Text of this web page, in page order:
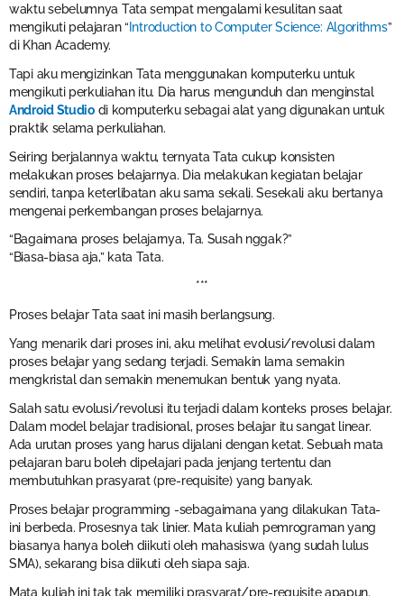
waktu sebelumnya Tata sempat mengalami kesulitan saat
mengikuti pelajaran “ Introduction to Computer Science: Algorithms”
di Khan Academy.
Tapi aku mengizinkan Tata menggunakan komputerku untuk
mengikuti perkuliahan itu. Dia harus mengunduh dan menginstal
Android Studiodi komputerku sebagai alat yang digunakan untuk
praktik selama perkuliahan.
Seiring berjalannya waktu, ternyata Tata cukup konsisten
melakukan proses belajarnya. Dia melakukan kegiatan belajar
sendiri, tanpa keterlibatan aku sama sekali. Sesekali aku bertanya
mengenai perkembangan proses belajarnya.
“Bagaimana proses belajarnya, Ta. Susah nggak?”
“Biasa-biasa aja,” kata Tata.
***
Proses belajar Tata saat ini masih berlangsung.
Yang menarik dari proses ini, aku melihat evolusi/revolusi dalam
proses belajar yang sedang terjadi. Semakin lama semakin
mengkristal dan semakin menemukan bentuk yang nyata.
Salah satu evolusi/revolusi itu terjadi dalam konteks proses belajar.
Dalam model belajar tradisional, proses belajar itu sangat linear.
Ada urutan proses yang harus dijalani dengan ketat. Sebuah mata
pelajaran baru boleh dipelajari pada jenjang tertentu dan
membutuhkan prasyarat (pre-requisite) yang banyak.
Proses belajar programming -sebagaimana yang dilakukan Tata-
ini berbeda. Prosesnya tak linier. Mata kuliah pemrograman yang
biasanya hanya boleh diikuti oleh mahasiswa (yang sudah lulus
SMA), sekarang bisa diikuti oleh siapa saja.
Mata kuliah ini tak tak memiliki prasyarat/pre-requisite apapun.